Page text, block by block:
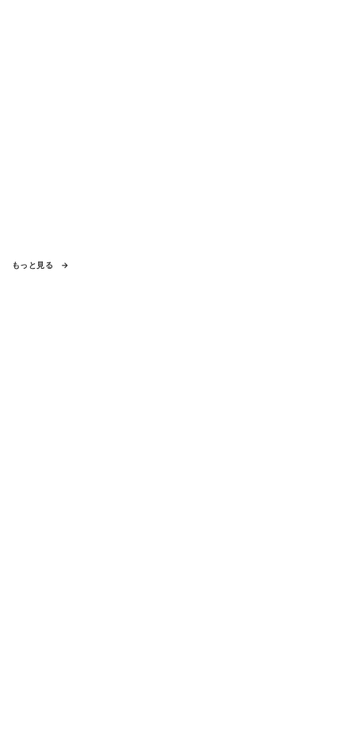
もっと見る